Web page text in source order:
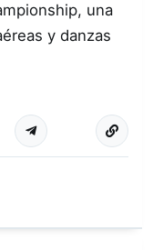
una
y danzas
Más